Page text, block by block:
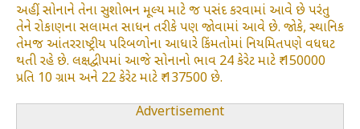
અહીં, સોનાને તેના સુશોભન મૂલ્ય માટે જ પસંદ કરવામાં આવે છે પરંતુ
તેને રોકાણના સલામત સાધન તરીકે પણ જોવામાં આવે છે. જોકે, સ્થાનિક
તેમજ આંતરરાષ્ટ્રીય પરિબળોના આધારે કિંમતોમાં નિયમિતપણે વધઘટ
થતી રહે છે. લક્ષદ્વીપમાં આજે સોનાનો ભાવ 24 કેરેટ માટે ₹ 150000
પ્રતિ 10 ગ્રામ અને 22 કેરેટ માટે ₹ 137500 છે.
Advertisement